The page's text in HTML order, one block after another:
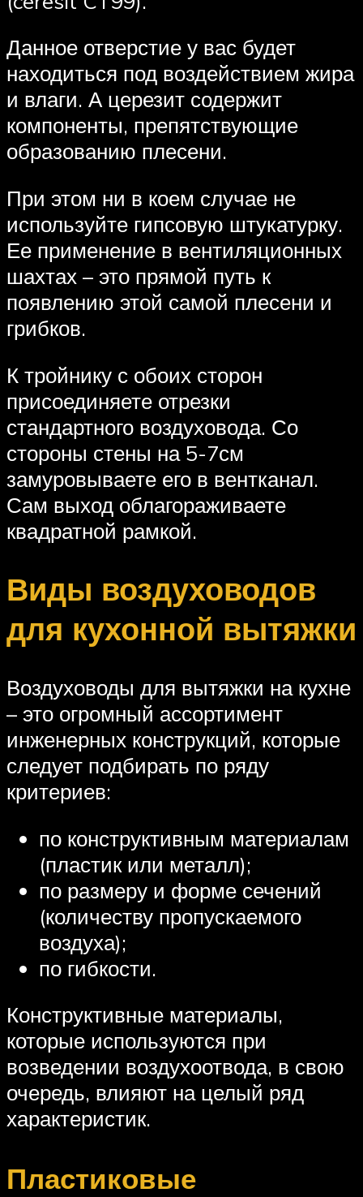
Данное отверстие у вас будет
находиться под воздействием жира
и влаги. А церезит содержит
компоненты, препятствующие
образованию плесени.
При этом ни в коем случае не
используйте гипсовую штукатурку.
Ее применение в вентиляционных
шахтах – это прямой путь к
появлению этой самой плесени и
грибков.
К тройнику с обоих сторон
присоединяете отрезки
стандартного воздуховода. Со
стороны стены на 5-7см
замуровываете его в вентканал.
Сам выход облагораживаете
квадратной рамкой.
Виды воздуховодов
для кухонной вытяжки
Воздуховоды для вытяжки на кухне
– это огромный ассортимент
инженерных конструкций, которые
следует подбирать по ряду
критериев:
по конструктивным материалам
(пластик или металл);
по размеру и форме сечений
(количеству пропускаемого
воздуха);
по гибкости.
Конструктивные материалы,
которые используются при
возведении воздухоотвода, в свою
очередь, влияют на целый ряд
характеристик.
Пластиковые